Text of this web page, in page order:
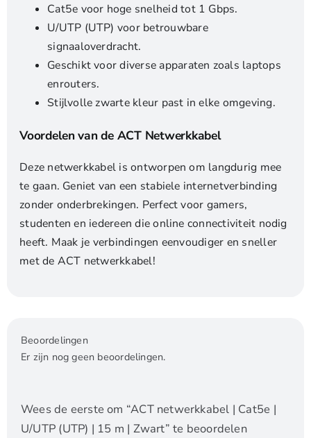
Cat5e voor hoge snelheid tot 1 Gbps.
U/UTP (UTP) voor betrouwbare
signaaloverdracht.
Geschikt voor diverse apparaten zoals laptops
enrouters.
Stijlvolle zwarte kleur past in elke omgeving.
Voordelen van de ACT Netwerkkabel
Deze netwerkkabel is ontworpen om langdurig mee
te gaan. Geniet van een stabiele internetverbinding
zonder onderbrekingen. Perfect voor gamers,
studenten en iedereen die online connectiviteit nodig
heeft. Maak je verbindingen eenvoudiger en sneller
met de ACT netwerkkabel!
Beoordelingen
Er zijn nog geen beoordelingen.
Wees de eerste om “ACT netwerkkabel | Cat5e |
U/UTP (UTP) | 15 m | Zwart” te beoordelen